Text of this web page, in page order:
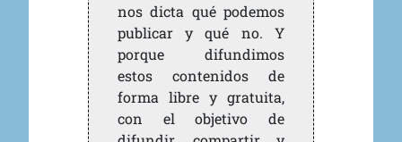
nos dicta qué podemos
publicar y qué no. Y
porque difundimos
estos contenidos de
forma libre y gratuita,
con el objetivo de